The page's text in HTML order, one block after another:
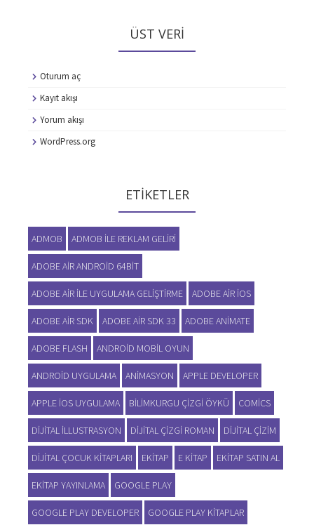
ÜST VERI
Oturum aç
Kayıt akışı
Yorum akışı
WordPress.org
ETIKETLER
ADMOB ADMOB ILE REKLAM GELIRI
ADOBE AIR ANDROID 64BIT
ADOBE AIR ILE UYGULAMA GELIŞTIRME ADOBE AIR IOS
ADOBE AIR SDK ADOBE AIR SDK 33 ADOBE ANIMATE
ADOBE FLASH ANDROID MOBIL OYUN
ANDROID UYGULAMA ANIMASYON APPLE DEVELOPER
APPLE IOS UYGULAMA BILIMKURGU ÇIZGI ÖYKÜ COMICS
DIJITAL ILLUSTRASYON DIJITAL ÇIZGI ROMAN DIJITAL ÇIZIM
DIJITAL ÇOCUK KITAPLARI EKITAP E KITAP EKITAP SATIN AL
EKITAP YAYINLAMA GOOGLE PLAY
GOOGLE PLAY DEVELOPER GOOGLE PLAY KITAPLAR